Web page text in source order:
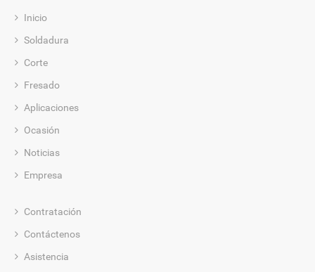
Inicio
Soldadura
Corte
Fresado
Aplicaciones
Ocasión
Noticias
Empresa
Contratación
Contáctenos
Asistencia